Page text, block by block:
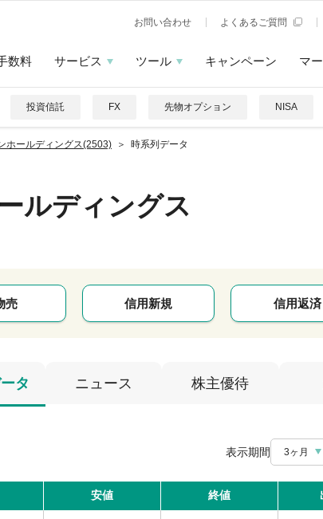
お問い合わせ よくあるご質問
数料 サービス ツール キャンペーン マ
投資信託 FX 先物オプション NISA
ホールディングス(2503) 時系列データ
ルディングス
売 信用新規 信用返済
タ ニュース 株主優待
表示期間 3ヶ月
安値 終値